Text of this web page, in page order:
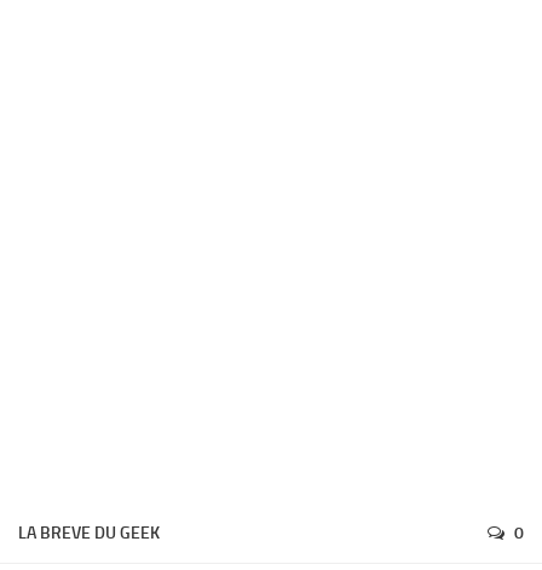
LA BREVE DU GEEK 0